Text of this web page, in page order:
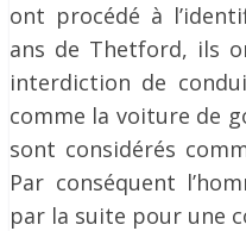
ont procédé à
ans de Thetford, ils
interdiction de
comme la voiture de
sont considérés
Par conséquent
par la suite pour une